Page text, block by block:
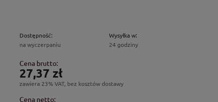
Dostępność:
na wyczerpaniu
Wysyłka w:
24 godziny
Cena brutto:
27,37 zł
zawiera 23% VAT, bez kosztów dostawy
Cena netto: